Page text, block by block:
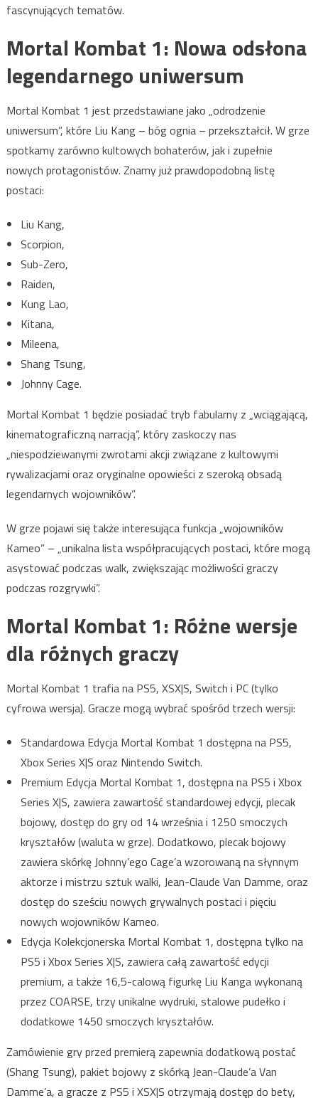
fascynujących tematów.
Mortal Kombat 1: Nowa odsłona
legendarnego uniwersum
Mortal Kombat 1 jest przedstawiane jako „odrodzenie
uniwersum”, które Liu Kang – bóg ognia – przekształcił. W grze
spotkamy zarówno kultowych bohaterów, jak i zupełnie
nowych protagonistów. Znamy już prawdopodobną listę
postaci:
Liu Kang,
Scorpion,
Sub-Zero,
Raiden,
Kung Lao,
Kitana,
Mileena,
Shang Tsung,
Johnny Cage.
Mortal Kombat 1 będzie posiadać tryb fabularny z „wciągającą,
kinematograficzną narracją”, który zaskoczy nas
„niespodziewanymi zwrotami akcji związane z kultowymi
rywalizacjami oraz oryginalne opowieści z szeroką obsadą
legendarnych wojowników”.
W grze pojawi się także interesująca funkcja „wojowników
Kameo” – „unikalna lista współpracujących postaci, które mogą
asystować podczas walk, zwiększając możliwości graczy
podczas rozgrywki”.
Mortal Kombat 1: Różne wersje
dla różnych graczy
Mortal Kombat 1 trafia na PS5, XSX|S, Switch i PC (tylko
cyfrowa wersja). Gracze mogą wybrać spośród trzech wersji:
Standardowa Edycja Mortal Kombat 1 dostępna na PS5,
Xbox Series X|S oraz Nintendo Switch.
Premium Edycja Mortal Kombat 1, dostępna na PS5 i Xbox
Series X|S, zawiera zawartość standardowej edycji, plecak
bojowy, dostęp do gry od 14 września i 1250 smoczych
kryształów (waluta w grze). Dodatkowo, plecak bojowy
zawiera skórkę Johnny’ego Cage’a wzorowaną na słynnym
aktorze i mistrzu sztuk walki, Jean-Claude Van Damme, oraz
dostęp do sześciu nowych grywalnych postaci i pięciu
nowych wojowników Kameo.
Edycja Kolekcjonerska Mortal Kombat 1, dostępna tylko na
PS5 i Xbox Series X|S, zawiera całą zawartość edycji
premium, a także 16,5-calową figurkę Liu Kanga wykonaną
przez COARSE, trzy unikalne wydruki, stalowe pudełko i
dodatkowe 1450 smoczych kryształów.
Zamówienie gry przed premierą zapewnia dodatkową postać
(Shang Tsung), pakiet bojowy z skórką Jean-Claude’a Van
Damme’a, a gracze z PS5 i XSX|S otrzymają dostęp do bety,